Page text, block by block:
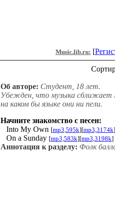
Music.lib.ru: [
Об авторе: Студент, 18 лет.
Убежден, что музыка сближает
на каком бы языке они ни пели.
Начните знакомство с песен:
Into My Own [mp3,595k][mp3,3174k]
On a Sunday [mp3,583k][mp3,3198k]
Аннотация к разделу: Фолк